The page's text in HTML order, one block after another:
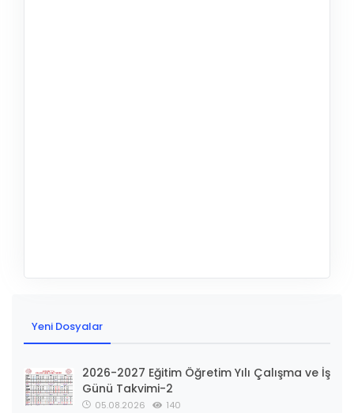
Yeni Dosyalar
2026-2027 Eğitim Öğretim Yılı Çalışma ve İş
Günü Takvimi-2
05.08.2026 140